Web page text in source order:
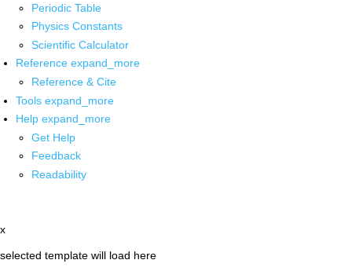
Periodic Table
Physics Constants
Scientific Calculator
Reference expand_more
Reference & Cite
Tools expand_more
Help expand_more
Get Help
Feedback
Readability
x
selected template will load here